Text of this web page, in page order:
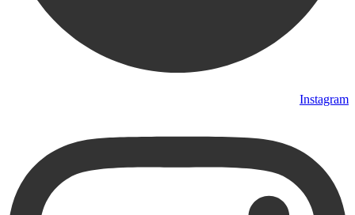
Instagram